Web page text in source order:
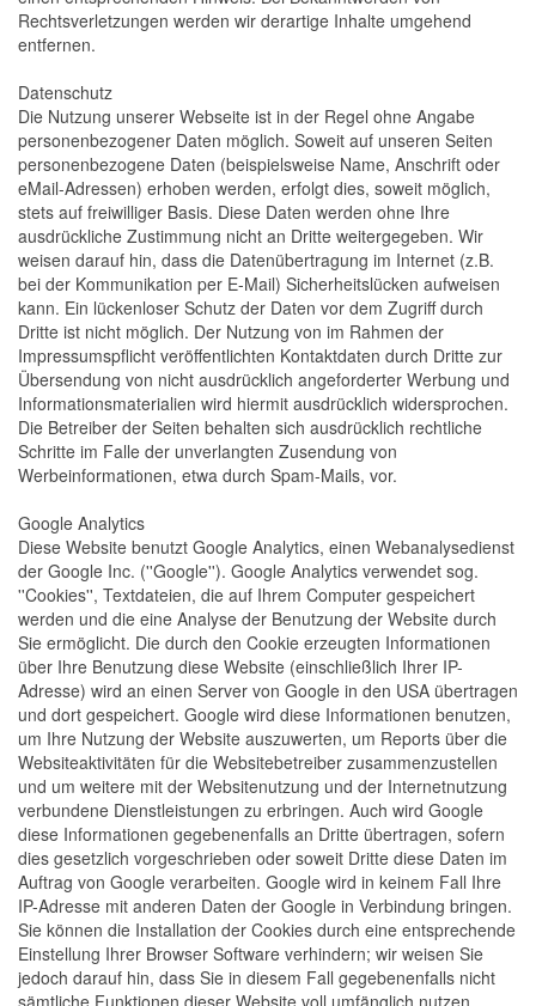
Rechtsverletzungen werden wir derartige Inhalte umgehend
entfernen.
Datenschutz
Die Nutzung unserer Webseite ist in der Regel ohne Angabe
personenbezogener Daten möglich. Soweit auf unseren Seiten
personenbezogene Daten (beispielsweise Name, Anschrift oder
eMail-Adressen) erhoben werden, erfolgt dies, soweit möglich,
stets auf freiwilliger Basis. Diese Daten werden ohne Ihre
ausdrückliche Zustimmung nicht an Dritte weitergegeben. Wir
weisen darauf hin, dass die Datenübertragung im Internet (z.B.
bei der Kommunikation per E-Mail) Sicherheitslücken aufweisen
kann. Ein lückenloser Schutz der Daten vor dem Zugriff durch
Dritte ist nicht möglich. Der Nutzung von im Rahmen der
Impressumspflicht veröffentlichten Kontaktdaten durch Dritte zur
Übersendung von nicht ausdrücklich angeforderter Werbung und
Informationsmaterialien wird hiermit ausdrücklich widersprochen.
Die Betreiber der Seiten behalten sich ausdrücklich rechtliche
Schritte im Falle der unverlangten Zusendung von
Werbeinformationen, etwa durch Spam-Mails, vor.
Google Analytics
Diese Website benutzt Google Analytics, einen Webanalysedienst
der Google Inc. (''Google''). Google Analytics verwendet sog.
''Cookies'', Textdateien, die auf Ihrem Computer gespeichert
werden und die eine Analyse der Benutzung der Website durch
Sie ermöglicht. Die durch den Cookie erzeugten Informationen
über Ihre Benutzung diese Website (einschließlich Ihrer IP-
Adresse) wird an einen Server von Google in den USA übertragen
und dort gespeichert. Google wird diese Informationen benutzen,
um Ihre Nutzung der Website auszuwerten, um Reports über die
Websiteaktivitäten für die Websitebetreiber zusammenzustellen
und um weitere mit der Websitenutzung und der Internetnutzung
verbundene Dienstleistungen zu erbringen. Auch wird Google
diese Informationen gegebenenfalls an Dritte übertragen, sofern
dies gesetzlich vorgeschrieben oder soweit Dritte diese Daten im
Auftrag von Google verarbeiten. Google wird in keinem Fall Ihre
IP-Adresse mit anderen Daten der Google in Verbindung bringen.
Sie können die Installation der Cookies durch eine entsprechende
Einstellung Ihrer Browser Software verhindern; wir weisen Sie
jedoch darauf hin, dass Sie in diesem Fall gegebenenfalls nicht
sämtliche Funktionen dieser Website voll umfänglich nutzen